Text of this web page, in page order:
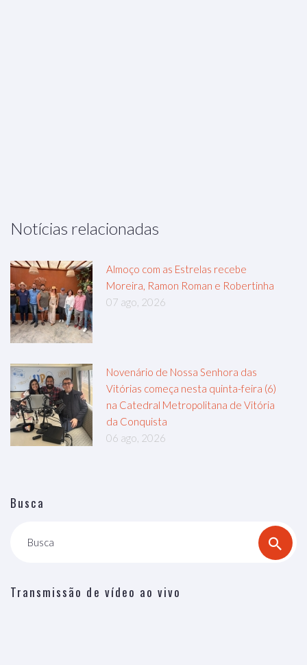
Notícias relacionadas
Almoço com as Estrelas recebe
Moreira, Ramon Roman e Robertinha
07 ago, 2026
Novenário de Nossa Senhora das
Vitórias começa nesta quinta-feira (6)
na Catedral Metropolitana de Vitória
da Conquista
06 ago, 2026
Busca
Busca
Transmissão de vídeo ao vivo